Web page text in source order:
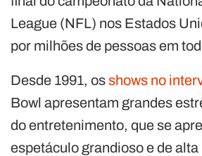
League (NFL) nos Estados
por milhões de pessoas em
Desde 1991, osshows no
Bowl apresentam grandes
do entretenimento, que se
espetáculo grandioso e de alta